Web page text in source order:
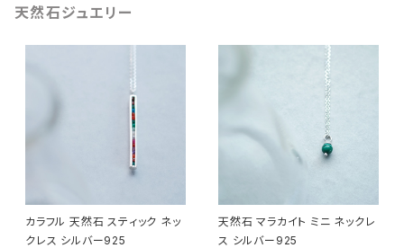
天然石ジュエリー
カラフル 天然石 スティック ネッ
クレス シルバー925
天然石 マラカイト ミニ ネックレ
ス シルバー925